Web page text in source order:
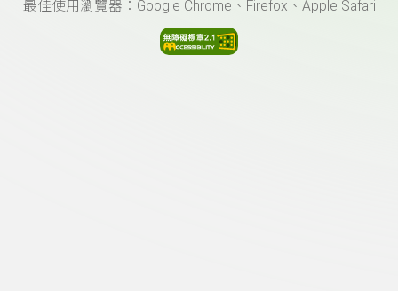
最佳使用瀏覽器：Google Chrome、Firefox、Apple Safari